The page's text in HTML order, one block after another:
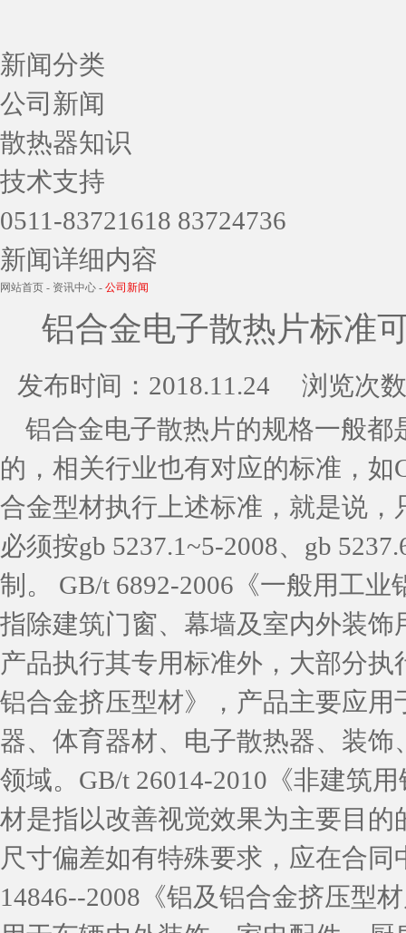
新闻分类
公司新闻
散热器知识
技术支持
0511-83721618 83724736
新闻详细内容
网站首页 - 资讯中心 - 公司新闻
铝合金电子散热片标准
发布时间： 2018.11.24 浏览次
铝合金电子散热片的规格一般都
的，相关行业也有对应的标准，如
合金型材执行上述标准，就是说
必须按gb 5237.1~5-2008、gb
制。 GB/t 6892-2006《一般用工
指除建筑门窗、幕墙及室内外装
产品执行其专用标准外，大部分执
铝合金挤压型材》，产品主要应
器、体育器材、 电子散热器、装饰
领域。GB/t 26014-2010《非建筑
材是指以改善视觉效果为主要目
尺寸偏差如有特殊要求，应在合
14846--2008《铝及铝合金挤压型